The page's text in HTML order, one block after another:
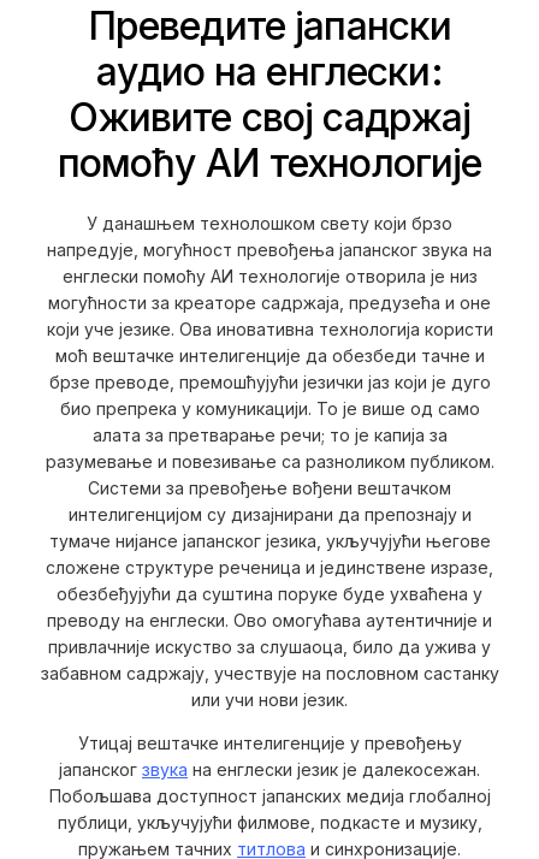
Преведите јапански
аудио на енглески:
Оживите свој садржај
помоћу АИ технологије
У данашњем технолошком свету који брзо
напредује, могућност превођења јапанског звука на
енглески помоћу АИ технологије отворила је низ
могућности за креаторе садржаја, предузећа и оне
који уче језике. Ова иновативна технологија користи
моћ вештачке интелигенције да обезбеди тачне и
брзе преводе, премошћујући језички јаз који је дуго
био препрека у комуникацији. То је више од само
алата за претварање речи; то је капија за
разумевање и повезивање са разноликом публиком.
Системи за превођење вођени вештачком
интелигенцијом су дизајнирани да препознају и
тумаче нијансе јапанског језика, укључујући његове
сложене структуре реченица и јединствене изразе,
обезбеђујући да суштина поруке буде ухваћена у
преводу на енглески. Ово омогућава аутентичније и
привлачније искуство за слушаоца, било да ужива у
забавном садржају, учествује на пословном састанку
или учи нови језик.
Утицај вештачке интелигенције у превођењу
јапанског звука на енглески језик је далекосежан.
Побољшава доступност јапанских медија глобалној
публици, укључујући филмове, подкасте и музику,
пружањем тачних титлова и синхронизације.